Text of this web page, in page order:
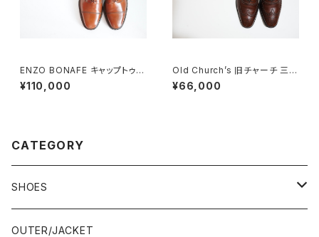
ENZO BONAFE キャップトゥ 4
4 DEADSTOCK
¥110,000
Old Church’s 旧チャーチ 三都
市 Chetwynd 85D
¥66,000
CATEGORY
SHOES
21.5-22.0 cm
OUTER/JACKET